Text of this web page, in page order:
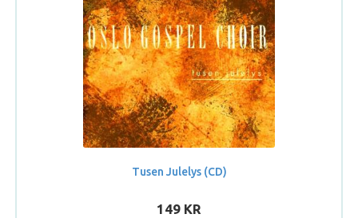
Tusen Julelys (CD)
149 KR